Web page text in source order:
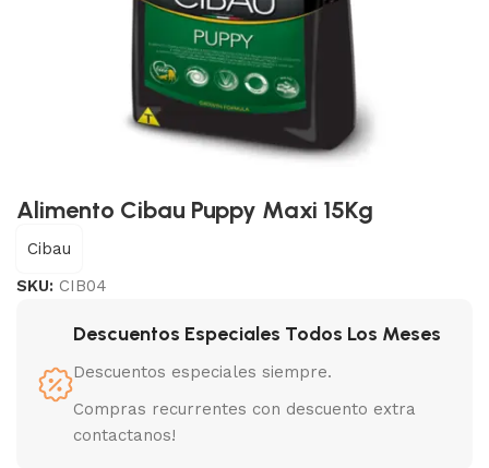
Alimento Cibau Puppy Maxi 15Kg
Cibau
SKU: CIB04
Descuentos Especiales Todos Los Meses
Descuentos especiales siempre.
Compras recurrentes con descuento extra
contactanos!